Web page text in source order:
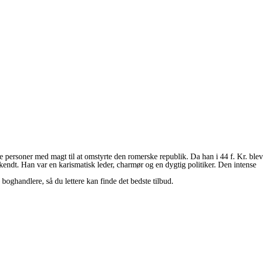
med magt til at omstyrte den romerske republik. Da han i 44 f. Kr. blev
Han var en karismatisk leder, charmør og en dygtig politiker. Den intense
så du lettere kan finde det bedste tilbud.